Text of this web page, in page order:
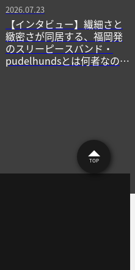
2026.07.23
【インタビュー】繊細さと
緻密さが同居する、福岡発
のスリーピースバンド・
pudelhundsとは何者なの
TOP